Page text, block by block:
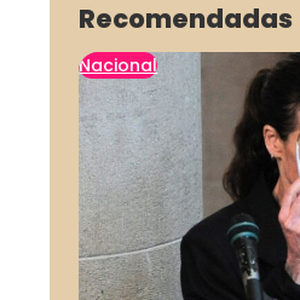
Recomendadas
Nacional